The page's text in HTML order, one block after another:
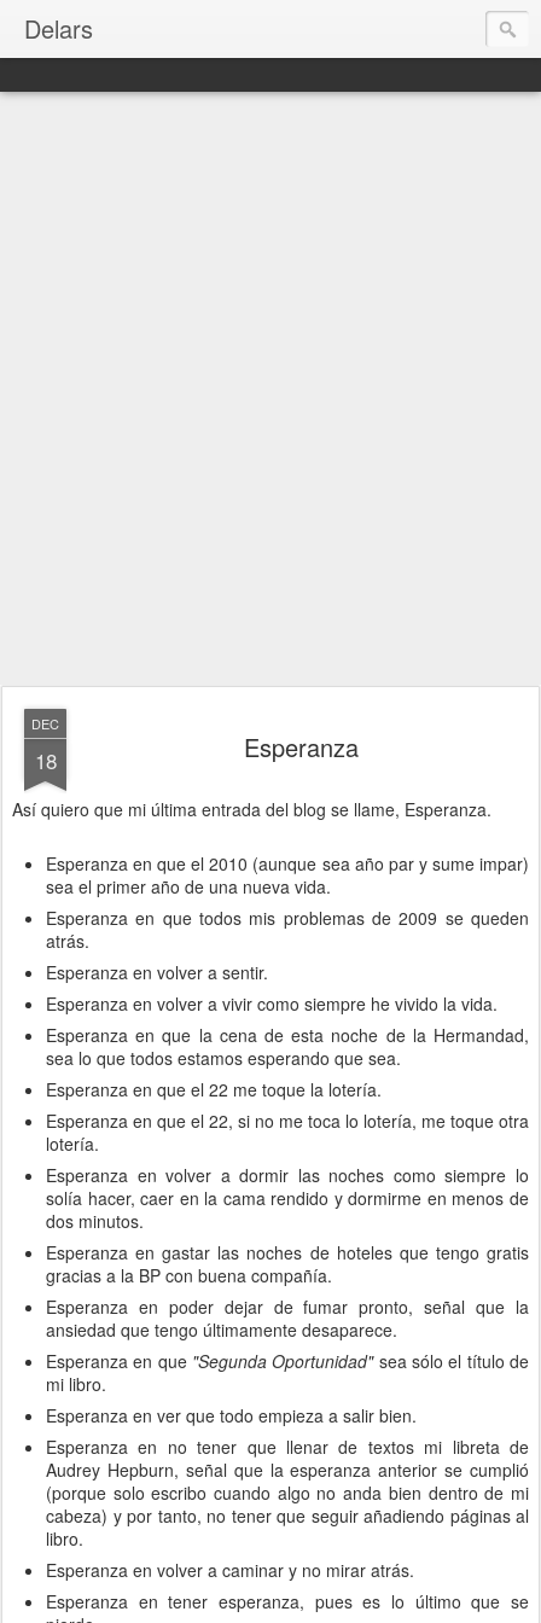
Delars
DEC
18 Esperanza
Así quiero que mi última entrada del blog se llame, Esperanza.
Esperanza en que el 2010 (aunque sea año par y sume impar)
sea el primer año de una nueva vida.
Esperanza en que todos mis problemas de 2009 se queden
atrás.
Esperanza en volver a sentir.
Esperanza en volver a vivir como siempre he vivido la vida.
Esperanza en que la cena de esta noche de la Hermandad,
sea lo que todos estamos esperando que sea.
Esperanza en que el 22 me toque la lotería.
Esperanza en que el 22, si no me toca lo lotería, me toque otra
lotería.
Esperanza en volver a dormir las noches como siempre lo
solía hacer, caer en la cama rendido y dormirme en menos de
dos minutos.
Esperanza en gastar las noches de hoteles que tengo gratis
gracias a la BP con buena compañía.
Esperanza en poder dejar de fumar pronto, señal que la
ansiedad que tengo últimamente desaparece.
Esperanza en que "Segunda Oportunidad"sea sólo el título de
mi libro.
Esperanza en ver que todo empieza a salir bien.
Esperanza en no tener que llenar de textos mi libreta de
Audrey Hepburn, señal que la esperanza anterior se cumplió
(porque solo escribo cuando algo no anda bien dentro de mi
cabeza) y por tanto, no tener que seguir añadiendo páginas al
libro.
Esperanza en volver a caminar y no mirar atrás.
Esperanza en tener esperanza, pues es lo último que se